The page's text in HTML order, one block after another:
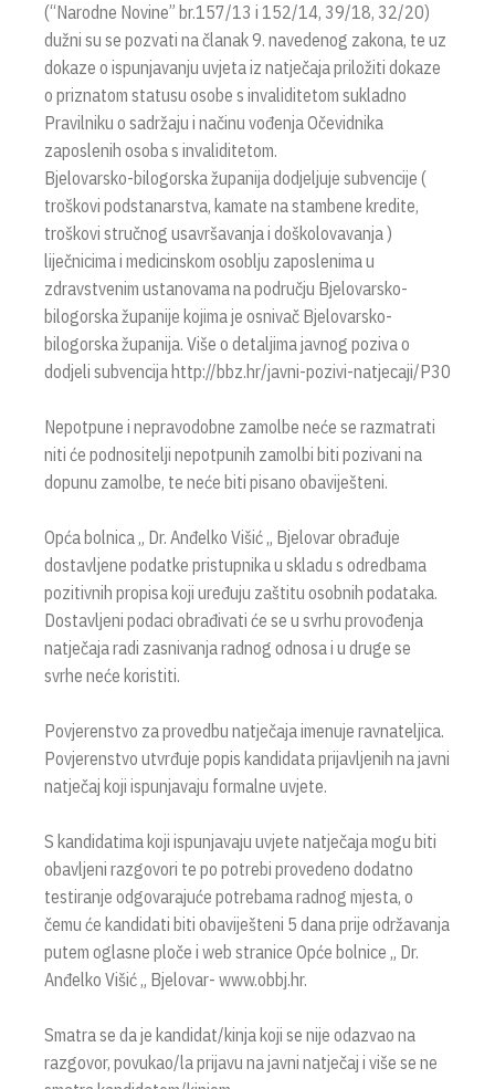
(“Narodne Novine” br.157/13 i 152/14, 39/18, 32/20)
dužni su se pozvati na članak 9. navedenog zakona, te uz
dokaze o ispunjavanju uvjeta iz natječaja priložiti dokaze
o priznatom statusu osobe s invaliditetom sukladno
Pravilniku o sadržaju i načinu vođenja Očevidnika
zaposlenih osoba s invaliditetom.
Bjelovarsko-bilogorska županija dodjeljuje subvencije (
troškovi podstanarstva, kamate na stambene kredite,
troškovi stručnog usavršavanja i doškolovavanja )
liječnicima i medicinskom osoblju zaposlenima u
zdravstvenim ustanovama na području Bjelovarsko-
bilogorska županije kojima je osnivač Bjelovarsko-
bilogorska županija. Više o detaljima javnog poziva o
dodjeli subvencija http://bbz.hr/javni-pozivi-natjecaji/P30
Nepotpune i nepravodobne zamolbe neće se razmatrati
niti će podnositelji nepotpunih zamolbi biti pozivani na
dopunu zamolbe, te neće biti pisano obaviješteni.
Opća bolnica „ Dr. Anđelko Višić „ Bjelovar obrađuje
dostavljene podatke pristupnika u skladu s odredbama
pozitivnih propisa koji uređuju zaštitu osobnih podataka.
Dostavljeni podaci obrađivati će se u svrhu provođenja
natječaja radi zasnivanja radnog odnosa i u druge se
svrhe neće koristiti.
Povjerenstvo za provedbu natječaja imenuje ravnateljica.
Povjerenstvo utvrđuje popis kandidata prijavljenih na javni
natječaj koji ispunjavaju formalne uvjete.
S kandidatima koji ispunjavaju uvjete natječaja mogu biti
obavljeni razgovori te po potrebi provedeno dodatno
testiranje odgovarajuće potrebama radnog mjesta, o
čemu će kandidati biti obaviješteni 5 dana prije održavanja
putem oglasne ploče i web stranice Opće bolnice „ Dr.
Anđelko Višić „ Bjelovar- www.obbj.hr.
Smatra se da je kandidat/kinja koji se nije odazvao na
razgovor, povukao/la prijavu na javni natječaj i više se ne